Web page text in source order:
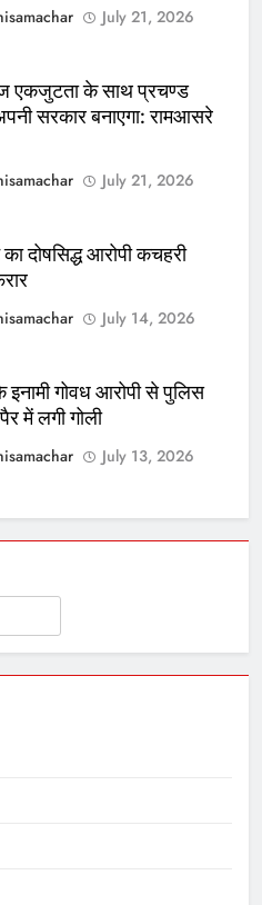
July 21, 2026
एकजुटता के साथ प्रचण्ड
सरकार बनाएगा: रामआसरे
July 21, 2026
दोषसिद्ध आरोपी कचहरी
July 14, 2026
गोवध आरोपी से पुलिस
में लगी गोली
July 13, 2026